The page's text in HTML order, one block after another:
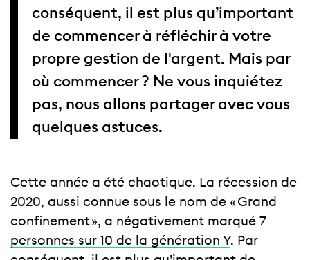
conséquent, il est plus qu’important
de commencer à réfléchir à votre
propre gestion de l'argent. Mais par
où commencer ? Ne vous inquiétez
pas, nous allons partager avec vous
quelques astuces.
Cette année a été chaotique. La récession de
2020, aussi connue sous le nom de « Grand
confinement », a négativement marqué 7
personnes sur 10 de la génération Y. Par